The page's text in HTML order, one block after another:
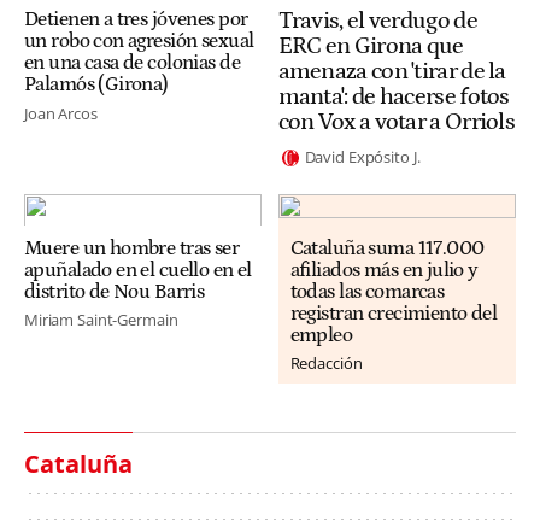
Detienen a tres jóvenes por
un robo con agresión sexual
en una casa de colonias de
Palamós (Girona)
Joan Arcos
Travis, el verdugo de
ERC en Girona que
amenaza con 'tirar de la
manta': de hacerse fotos
con Vox a votar a Orriols
David Expósito J.
Muere un hombre tras ser
apuñalado en el cuello en el
distrito de Nou Barris
Miriam Saint-Germain
Cataluña suma 117.000
afiliados más en julio y
todas las comarcas
registran crecimiento del
empleo
Redacción
Cataluña